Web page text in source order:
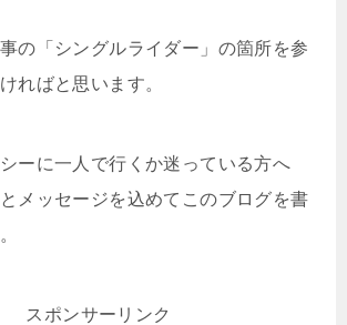
の「シングルライダー」の箇所を参
ればと思います。
ーに一人で行くか迷っている方へ
とメッセージを込めてこのブログを書
スポンサーリンク